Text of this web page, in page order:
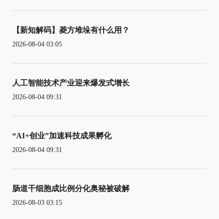
【新知解码】菱方堆垛有什么用？
2026-08-04 03:05
人工智能技术产业迎来爆发式增长
2026-08-04 09:31
“AI+创业”加速科技成果孵化
2026-08-04 09:31
肠道干细胞成比例分化奥秘被破解
2026-08-03 03:15